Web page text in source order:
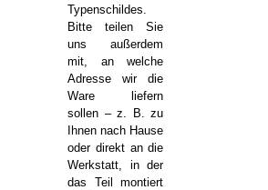
Typenschildes.
Bitte teilen Sie
uns außerdem
mit, an welche
Adresse wir die
Ware liefern
sollen – z. B. zu
Ihnen nach Hause
oder direkt an die
Werkstatt, in der
das Teil montiert